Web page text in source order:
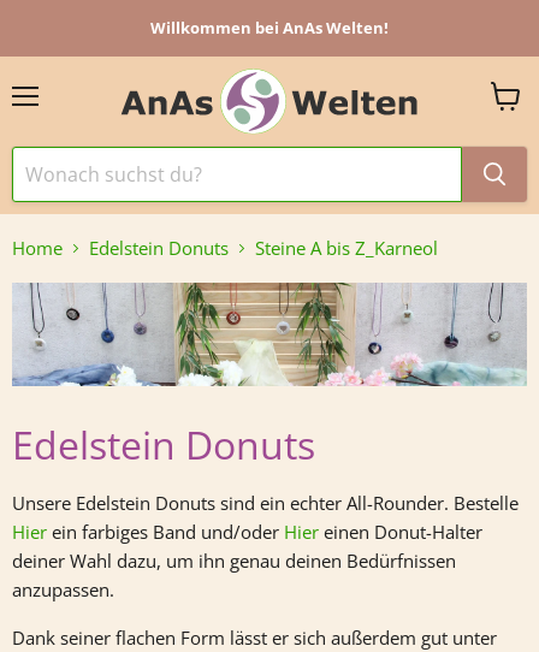
Willkommen bei AnAs Welten!
Home Edelstein Donuts Steine A bis Z_Karneol
Edelstein Donuts
Unsere Edelstein Donuts sind ein echter All-Rounder. Bestelle
Hier ein farbiges Band und/oder Hier einen Donut-Halter
deiner Wahl dazu, um ihn genau deinen Bedürfnissen
anzupassen.
Dank seiner flachen Form lässt er sich außerdem gut unter